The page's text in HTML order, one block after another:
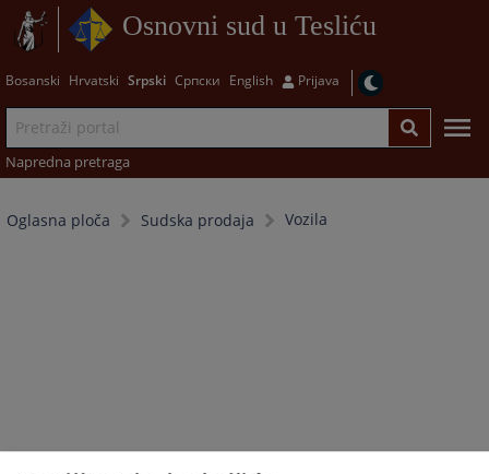
Osnovni sud u Tesliću
Bosanski Hrvatski Srpski Српски English Prijava
Napredna pretraga
Oglasna ploča Sudska prodaja Vozila